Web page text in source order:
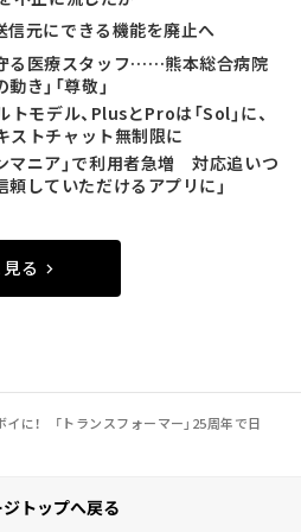
信元にできる機能を廃止へ
る医療スタッフ……熊本総合病院
き」「尊敬」
トモデル、PlusとProは「Sol」に、
ストチャット無制限に
マニア」で利用者急増 対応追いつ
していただけるアプリに」
る
イに！ 「トランスフォーマー」25周年で日
トップへ戻る